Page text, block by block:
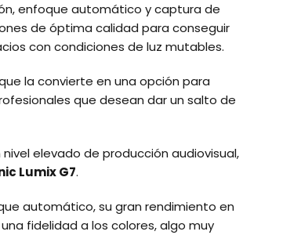
enfoque automático y captura de
de óptima calidad para conseguir
con condiciones de luz mutables.
la convierte en una opción para
que desean dar un salto de
elevado de producción audiovisual,
Lumix G7.
automático, su gran rendimiento en
fidelidad a los colores, algo muy